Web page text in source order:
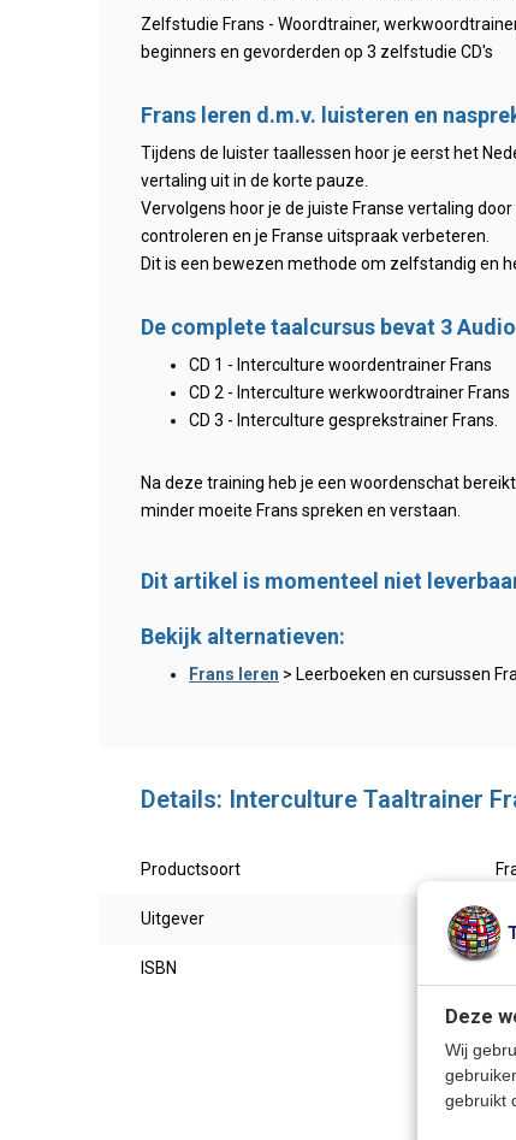
Deze
Wij
gebruikt
Zelfstudie Frans - Woordtrainer,
beginners en gevorderden op 3 zelfstudie CD's
Frans leren d.m.v. luisteren en
Tijdens de luister taallessen hoor je eerst het
vertaling uit in de korte pauze.
Vervolgens hoor je de juiste Franse vertaling
controleren en je Franse uitspraak verbeteren.
Dit is een bewezen methode om zelfstandig en
De complete taalcursus bevat 3 Audio
CD 1 - Interculture woordentrainer Frans
CD 2 - Interculture werkwoordtrainer Frans
CD 3 - Interculture gesprekstrainer Frans.
Na deze training heb je een woordenschat
minder moeite Frans spreken en verstaan.
Dit artikel is momenteel niet
Bekijk alternatieven:
Frans leren > Leerboeken en cursussen
Details: Interculture Taaltrainer
Productsoort
Uitgever
ISBN